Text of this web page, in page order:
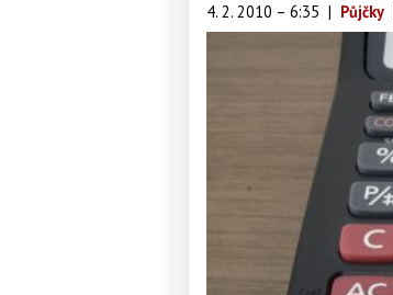
4. 2. 2010 – 6:35 | Půjčky